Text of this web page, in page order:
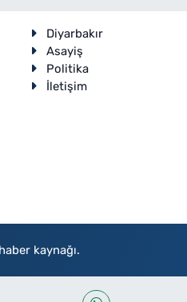
Diyarbakır
Asayiş
Politika
İletişim
kaynağı.